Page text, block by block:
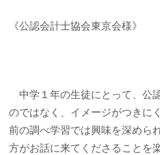
《公認会計士協会東京会様》
中学１年の生徒にとって、公
のではなく、イメージがつきに
前の調べ学習では興味を深めら
方がお話に来てくださることを